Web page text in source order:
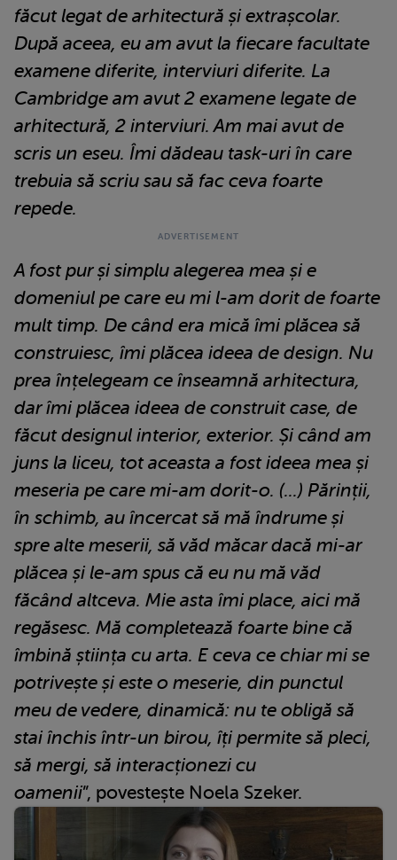
făcut legat de arhitectură și extrașcolar.
După aceea, eu am avut la fiecare facultate
examene diferite, interviuri diferite. La
Cambridge am avut 2 examene legate de
arhitectură, 2 interviuri. Am mai avut de
scris un eseu. Îmi dădeau task-uri în care
trebuia să scriu sau să fac ceva foarte
repede.
A fost pur și simplu alegerea mea și e
domeniul pe care eu mi l-am dorit de foarte
mult timp. De când era mică îmi plăcea să
construiesc, îmi plăcea ideea de design. Nu
prea înțelegeam ce înseamnă arhitectura,
dar îmi plăcea ideea de construit case, de
făcut designul interior, exterior. Și când am
juns la liceu, tot aceasta a fost ideea mea și
meseria pe care mi-am dorit-o. (...) Părinții,
în schimb, au încercat să mă îndrume și
spre alte meserii, să văd măcar dacă mi-ar
plăcea și le-am spus că eu nu mă văd
făcând altceva. Mie asta îmi place, aici mă
regăsesc. Mă completează foarte bine că
îmbină știința cu arta. E ceva ce chiar mi se
potrivește și este o meserie, din punctul
meu de vedere, dinamică: nu te obligă să
stai închis într-un birou, îți permite să pleci,
să mergi, să interacționezi cu
oamenii”, povestește Noela Szeker.